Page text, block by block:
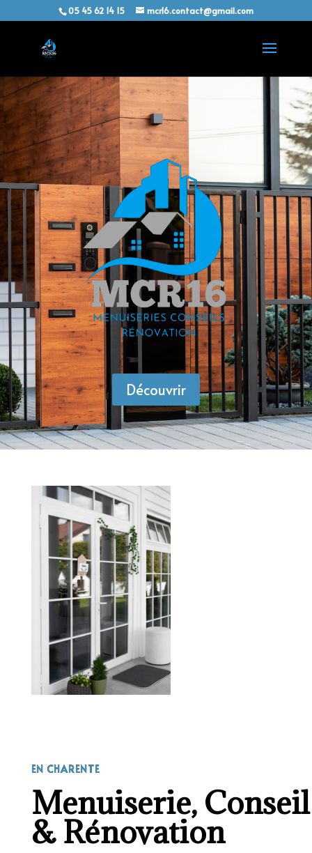
05 45 62 14 15 mcr16.contact@gmail.com
Découvrir
EN CHARENTE
Menuiserie, Conseil
& Rénovation